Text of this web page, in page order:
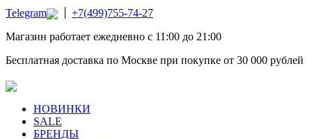
Telegram
+7(499)755-74-27
Магазин работает ежедневно с 11:00 до 21:00
Бесплатная доставка по Москве при покупке от 30 000 рублей
НОВИНКИ
SALE
БРЕНДЫ